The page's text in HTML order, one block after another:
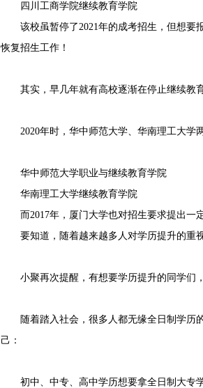
四川工商学院继续教育学院
该校虽暂停了2021年的成考招生，但想要
恢复招生工作！
其实，早几年就有高校逐渐在停止继续教育
2020年时，华中师范大学、华南理工大学两
华中师范大学职业与继续教育学院
华南理工大学继续教育学院
而2017年，厦门大学也对招生要求提出一定
要知道，随着越来越多人对学历提升的重视
小聚再次提醒，有想要学历提升的同学们，
随着踏入社会，很多人都无缘全日制学历
己：
初中、中专、高中学历想要拿全日制大专